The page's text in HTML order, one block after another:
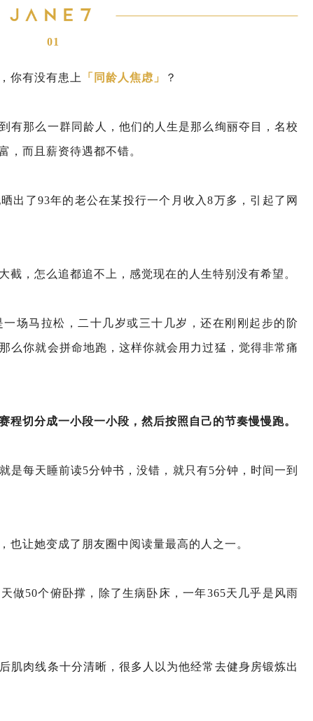
01
你有没有患上 「同龄人焦虑」 ？
有那么一群同龄人，他们的人生是那么绚丽夺目，名校
，而且薪资待遇都不错。
出了93年的老公在某投行一个月收入8万多，引起了网
截，怎么追都追不上，感觉现在的人生特别没有希望。
场马拉松，二十几岁或三十几岁，还在刚刚起步的阶
么你就会拼命地跑，这样你就会用力过猛，觉得非常痛
程切分成一小段一小段，然后按照自己的节奏慢慢跑。
是每天睡前读5分钟书，没错，就只有5分钟，时间一到
也让她变成了朋友圈中阅读量最高的人之一。
做50个俯卧撑，除了生病卧床，一年365天几乎是风雨
肌肉线条十分清晰，很多人以为他经常去健身房锻炼出